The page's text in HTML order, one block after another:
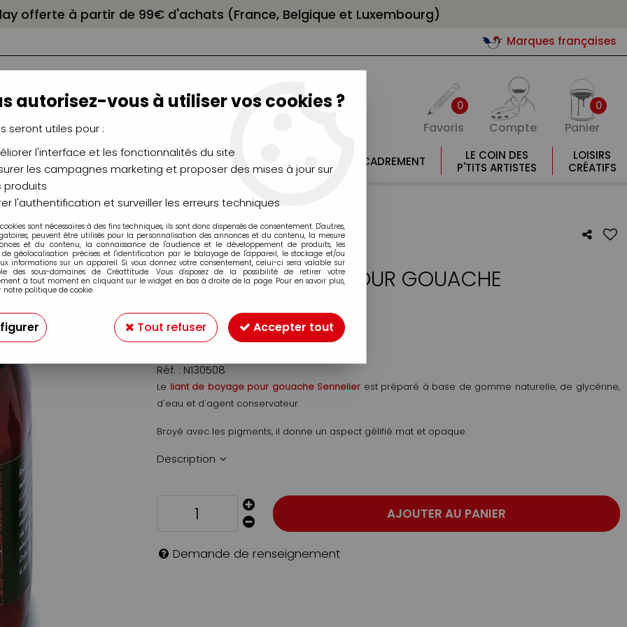
offerte à partir de 99€ d'achats (France, Belgique et Luxembourg)
Marques françaises
0
Favoris Compte
0
Panier
CHÂSSIS
CHEVALETS
AÉROGRAPHIE
MODÉLISME
MOULAGE
ENCADREMENT
LE COIN DES
P'TITS ARTISTES
LOISIRS
CRÉATIFS
>LIANT DE BROYAGE POUR GOUACHE
LIANT DE BROYAGE POUR GOUACHE
21,49 €TTC
Réf. : N130508
Le liant de boyage pour gouache Sennelier est préparé à base de gomme naturelle, de glycérine,
d'eau et d'agent conservateur.
Broyé avec les pigments, il donne un aspect gélifié mat et opaque.
Description
AJOUTER AU PANIER
Demande de renseignement
autorisez-vous à utiliser vos cookies ?
seront utiles pour :
l'interface et les fonctionnalités du site
les campagnes marketing et proposer des mises à jour sur
produits
l'authentification et surveiller les erreurs techniques
sont nécessaires à des fins techniques, ils sont donc dispensés de consentement. D'autres,
peuvent être utilisés pour la personnalisation des annonces et du contenu, la mesure
et du contenu, la connaissance de l'audience et le développement de produits, les
de géolocalisation précises et l'identification par le balayage de l'appareil, le stockage et/ou
informations sur un appareil. Si vous donnez votre consentement, celui-ci sera valable sur
des sous-domaines de Créattitude. Vous disposez de la possibilité de retirer votre
à tout moment en cliquant sur le widget en bas à droite de la page. Pour en savoir plus,
notre politique de cookie.
Tout refuser Accepter tout